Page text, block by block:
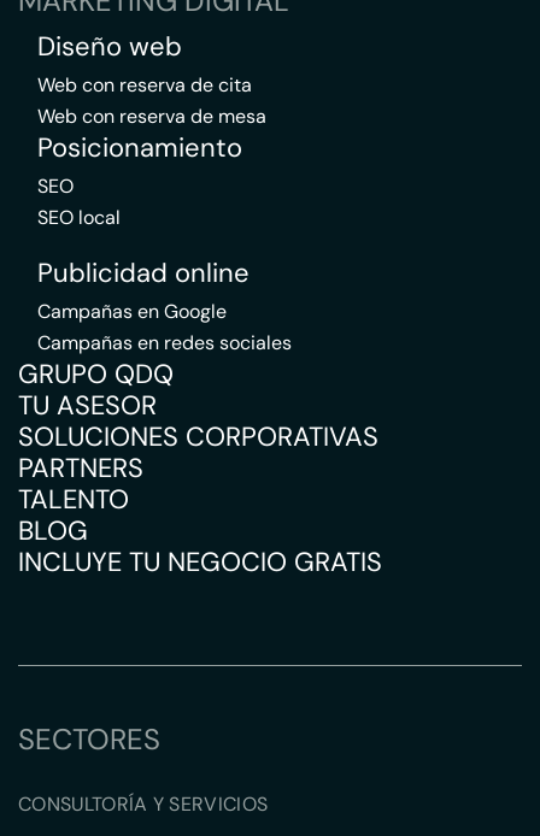
Diseño web
Web con reserva de cita
Web con reserva de mesa
Posicionamiento
SEO
SEO local
Publicidad online
Campañas en Google
Campañas en redes sociales
GRUPO QDQ
TU ASESOR
SOLUCIONES CORPORATIVAS
PARTNERS
TALENTO
BLOG
INCLUYE TU NEGOCIO GRATIS
SECTORES
CONSULTORÍA Y SERVICIOS